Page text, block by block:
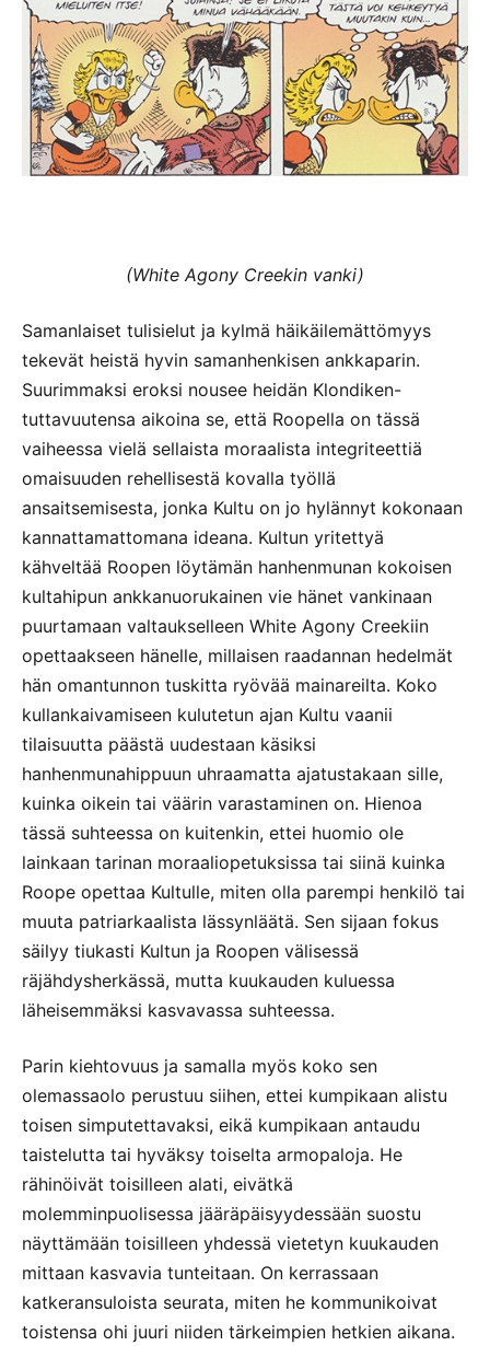
(White Agony Creekin vanki)
Samanlaiset tulisielut ja kylmä häikäilemättömyys
tekevät heistä hyvin samanhenkisen ankkaparin.
Suurimmaksi eroksi nousee heidän Klondiken-
tuttavuutensa aikoina se, että Roopella on tässä
vaiheessa vielä sellaista moraalista integriteettiä
omaisuuden rehellisestä kovalla työllä
ansaitsemisesta, jonka Kultu on jo hylännyt kokonaan
kannattamattomana ideana. Kultun yritettyä
kähveltää Roopen löytämän hanhenmunan kokoisen
kultahipun ankkanuorukainen vie hänet vankinaan
puurtamaan valtaukselleen White Agony Creekiin
opettaakseen hänelle, millaisen raadannan hedelmät
hän omantunnon tuskitta ryövää mainareilta. Koko
kullankaivamiseen kulutetun ajan Kultu vaanii
tilaisuutta päästä uudestaan käsiksi
hanhenmunahippuun uhraamatta ajatustakaan sille,
kuinka oikein tai väärin varastaminen on. Hienoa
tässä suhteessa on kuitenkin, ettei huomio ole
lainkaan tarinan moraaliopetuksissa tai siinä kuinka
Roope opettaa Kultulle, miten olla parempi henkilö tai
muuta patriarkaalista lässynläätä. Sen sijaan fokus
säilyy tiukasti Kultun ja Roopen välisessä
räjähdysherkässä, mutta kuukauden kuluessa
läheisemmäksi kasvavassa suhteessa.
Parin kiehtovuus ja samalla myös koko sen
olemassaolo perustuu siihen, ettei kumpikaan alistu
toisen simputettavaksi, eikä kumpikaan antaudu
taistelutta tai hyväksy toiselta armopaloja. He
rähinöivät toisilleen alati, eivätkä
molemminpuolisessa jääräpäisyydessään suostu
näyttämään toisilleen yhdessä vietetyn kuukauden
mittaan kasvavia tunteitaan. On kerrassaan
katkeransuloista seurata, miten he kommunikoivat
toistensa ohi juuri niiden tärkeimpien hetkien aikana.